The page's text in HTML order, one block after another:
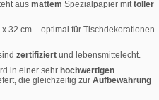
aus mattem Spezialpapier mittoller
x 32 cm – optimal für Tischdekorationen
zertifiziert und lebensmittelecht.
in einer sehr hochwertigen
die gleichzeitig zur Aufbewahrung